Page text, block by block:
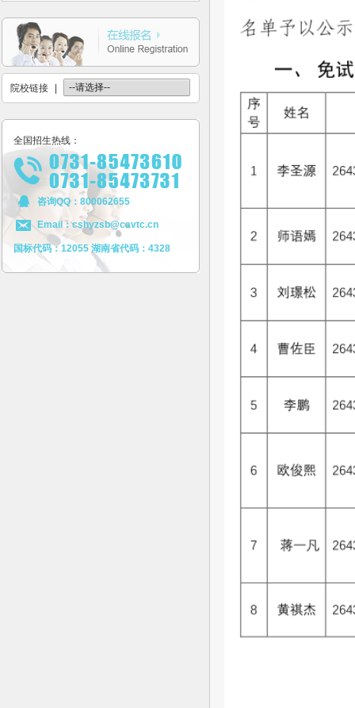
2026年单独招生一志愿考试成绩查询
关于参加2026年单独招生考试的温馨提示
院校链接
全国招生热线：
咨询QQ：800062655
Email：cshyzsb@cavtc.cn
国标代码：12055 湖南省代码：4328